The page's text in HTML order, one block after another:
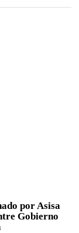
por Asisa
Gobierno